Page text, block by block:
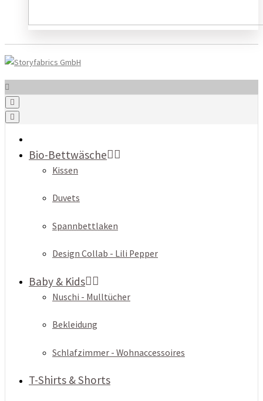
Bio-Bettwäsche
Kissen
Duvets
Spannbettlaken
Design Collab - Lili Pepper
Baby & Kids
Nuschi - Mulltücher
Bekleidung
Schlafzimmer - Wohnaccessoires
T-Shirts & Shorts